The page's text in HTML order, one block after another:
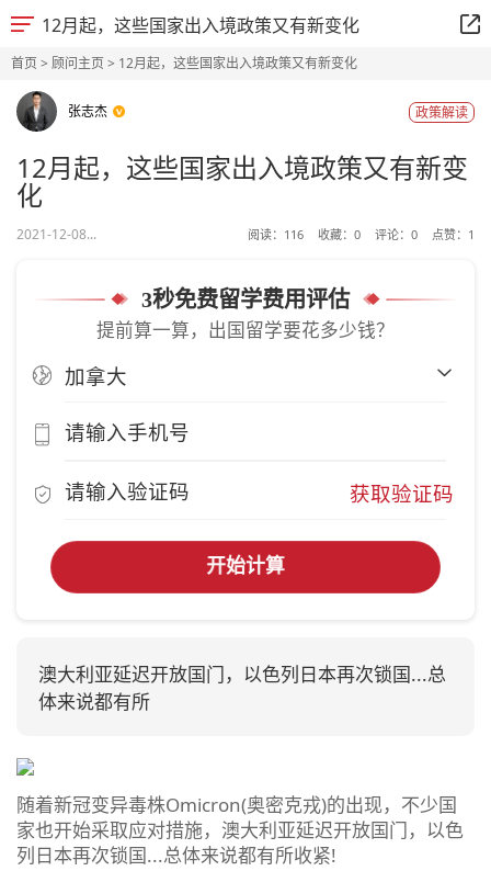
12月起，这些国家出入境政策又有新变化
首页> 顾问主页> 12月起，这些国家出入境政策又有新变化
张志杰 政策解读
12月起，这些国家出入境政策又有新变
化
2021-12-08... 阅读： 116 收藏： 0 评论： 0 点赞： 1
3秒免费留学费用评估
提前算一算，出国留学要花多少钱？
获取验证码
开始计算
澳大利亚延迟开放国门，以色列日本再次锁国...总
体来说都有所
随着新冠变异毒株Omicron(奥密克戎)的出现，不少国
家也开始采取应对措施，澳大利亚延迟开放国门，以色
列日本再次锁国...总体来说都有所收紧!